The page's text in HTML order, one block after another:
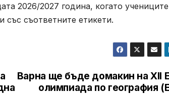
2026/2027 година, когато
със съответните етикети.
Варна ще бъде домакин на XII
олимпиада по география